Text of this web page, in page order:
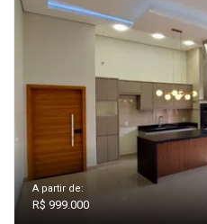
A partir de:
R$ 999.000